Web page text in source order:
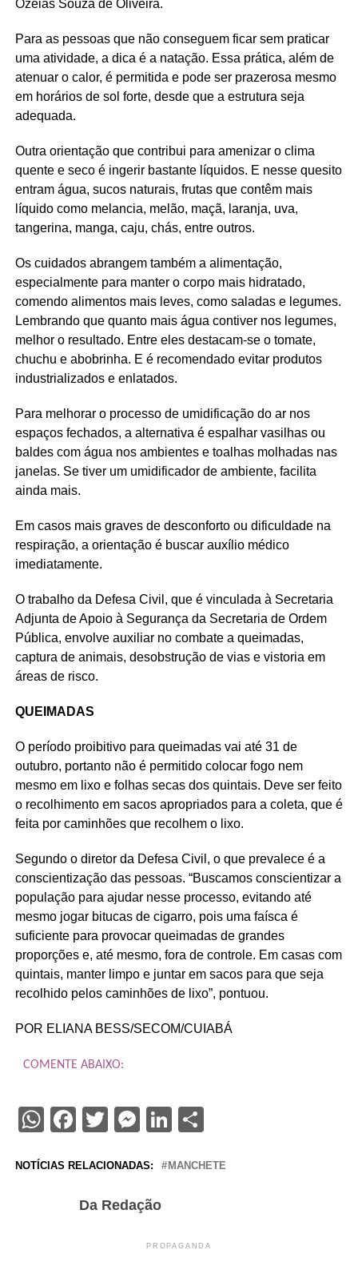
Ozeias Souza de Oliveira.
Para as pessoas que não conseguem ficar sem praticar
uma atividade, a dica é a natação. Essa prática, além de
atenuar o calor, é permitida e pode ser prazerosa mesmo
em horários de sol forte, desde que a estrutura seja
adequada.
Outra orientação que contribui para amenizar o clima
quente e seco é ingerir bastante líquidos. E nesse quesito
entram água, sucos naturais, frutas que contêm mais
líquido como melancia, melão, maçã, laranja, uva,
tangerina, manga, caju, chás, entre outros.
Os cuidados abrangem também a alimentação,
especialmente para manter o corpo mais hidratado,
comendo alimentos mais leves, como saladas e legumes.
Lembrando que quanto mais água contiver nos legumes,
melhor o resultado. Entre eles destacam-se o tomate,
chuchu e abobrinha. E é recomendado evitar produtos
industrializados e enlatados.
Para melhorar o processo de umidificação do ar nos
espaços fechados, a alternativa é espalhar vasilhas ou
baldes com água nos ambientes e toalhas molhadas nas
janelas. Se tiver um umidificador de ambiente, facilita
ainda mais.
Em casos mais graves de desconforto ou dificuldade na
respiração, a orientação é buscar auxílio médico
imediatamente.
O trabalho da Defesa Civil, que é vinculada à Secretaria
Adjunta de Apoio à Segurança da Secretaria de Ordem
Pública, envolve auxiliar no combate a queimadas,
captura de animais, desobstrução de vias e vistoria em
áreas de risco.
QUEIMADAS
O período proibitivo para queimadas vai até 31 de
outubro, portanto não é permitido colocar fogo nem
mesmo em lixo e folhas secas dos quintais. Deve ser feito
o recolhimento em sacos apropriados para a coleta, que é
feita por caminhões que recolhem o lixo.
Segundo o diretor da Defesa Civil, o que prevalece é a
conscientização das pessoas. “Buscamos conscientizar a
população para ajudar nesse processo, evitando até
mesmo jogar bitucas de cigarro, pois uma faísca é
suficiente para provocar queimadas de grandes
proporções e, até mesmo, fora de controle. Em casas com
quintais, manter limpo e juntar em sacos para que seja
recolhido pelos caminhões de lixo”, pontuou.
POR ELIANA BESS/SECOM/CUIABÁ
COMENTE ABAIXO:
WhatsApp
Facebook
Twitter
Messenger
LinkedIn
Share
NOTÍCIAS RELACIONADAS: MANCHETE
Da Redação
PROPAGANDA